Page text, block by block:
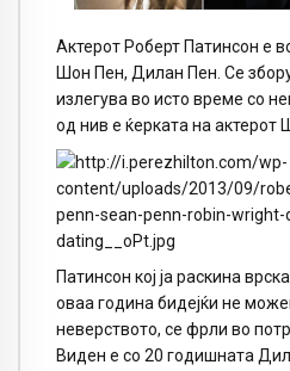
Актерот Роберт Патинсон е
Шон Пен, Дилан Пен. Се
излегува во исто време со
од нив е ќерката на актерот
Патинсон кој ја раскина
оваа година бидејќи не
неверството, се фрли во
Виден е со 20 годишната